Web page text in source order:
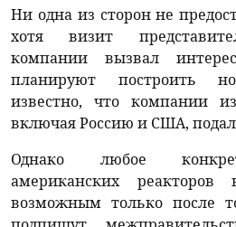
Ни одна из сторон не
хотя визит
компании вызвал
планируют построить
известно, что компании
включая Россию и США,
Однако любое
американских
возможным только после